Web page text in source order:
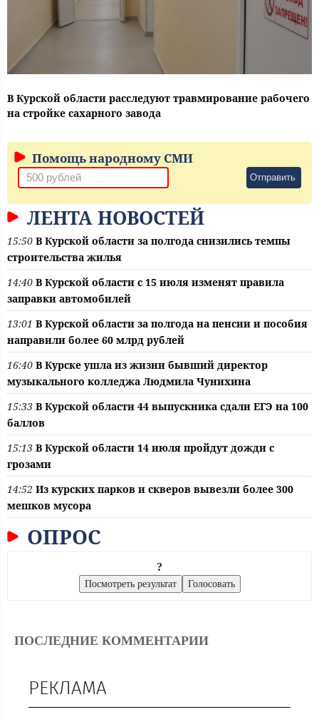
В Курской области расследуют травмирование рабочего
на стройке сахарного завода
Помощь народному СМИ
Отправить
ЛЕНТА НОВОСТЕЙ
15:50 В Курской области за полгода снизились темпы
строительства жилья
14:40 В Курской области с 15 июля изменят правила
заправки автомобилей
13:01 В Курской области за полгода на пенсии и пособия
направили более 60 млрд рублей
16:40 В Курске ушла из жизни бывший директор
музыкального колледжа Людмила Чунихина
15:33 В Курской области 44 выпускника сдали ЕГЭ на 100
баллов
15:13 В Курской области 14 июля пройдут дожди с
грозами
14:52 Из курских парков и скверов вывезли более 300
мешков мусора
ОПРОС
?
ПОСЛЕДНИЕ КОММЕНТАРИИ
РЕКЛАМА